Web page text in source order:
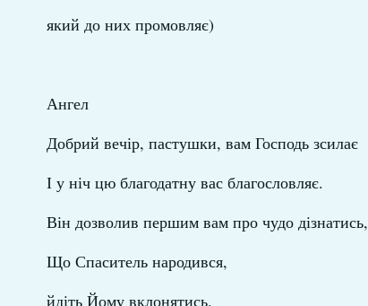
який до них промовляє)
Ангел
Добрий вечір, пастушки, вам Господь зсилає
І у ніч цю благодатну вас благословляє.
Він дозволив першим вам про чудо дізнатись,
Що Спаситель народився,
йдіть Йому вклонятись.